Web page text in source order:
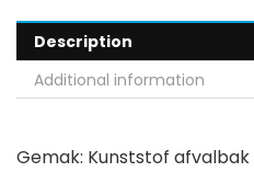
Description
Additional information
Gemak: Kunststof